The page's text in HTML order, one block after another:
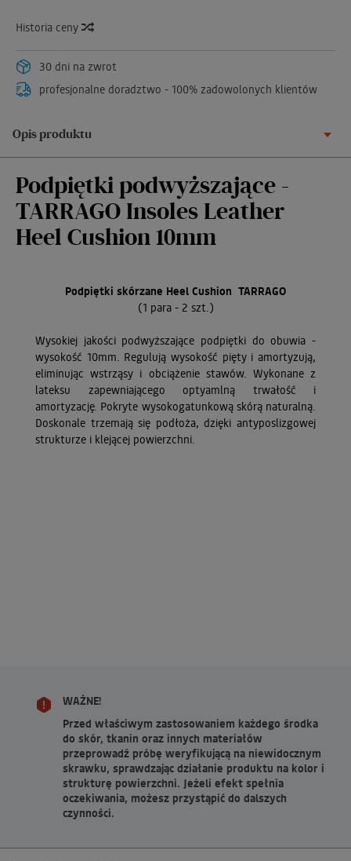
Historia ceny
30 dni na zwrot
profesjonalne doradztwo - 100% zadowolonych klientów
Opis produktu
Podpiętki podwyższające -
TARRAGO Insoles Leather
Heel Cushion 10mm
Podpiętki skórzane Heel Cushion TARRAGO
(1 para - 2 szt.)
Wysokiej jakości podwyższające podpiętki do obuwia -
wysokość 10mm. Regulują wysokość pięty i amortyzują,
eliminując wstrząsy i obciążenie stawów. Wykonane z
lateksu zapewniającego optyamlną trwałość i
amortyzację. Pokryte wysokogatunkową skórą naturalną.
Doskonale trzemają się podłoża, dzięki antyposlizgowej
strukturze i klejącej powierzchni.
WAŻNE!
Przed właściwym zastosowaniem każdego środka
do skór, tkanin oraz innych materiałów
przeprowadź próbę weryfikującą na niewidocznym
skrawku, sprawdzając działanie produktu na kolor i
strukturę powierzchni. Jeżeli efekt spełnia
oczekiwania, możesz przystąpić do dalszych
czynności.